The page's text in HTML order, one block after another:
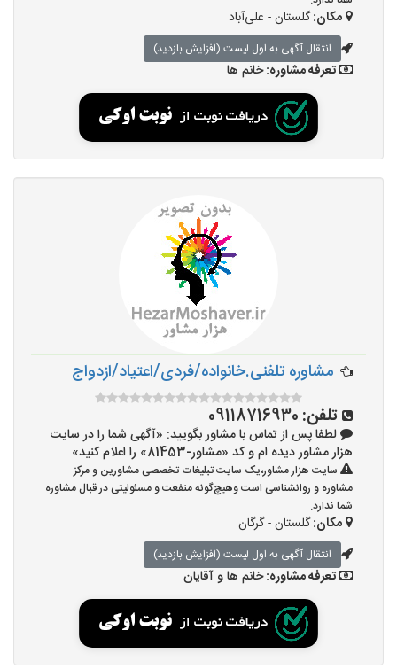
مکان:گلستان - علی‌آباد
انتقال آگهی به اول لیست (افزایش بازدید)
تعرفه مشاوره:خانم ها
مشاوره تلفنی.خانواده/فردی/اعتیاد/ازدواج
تلفن: 09118716930
لطفا پس از تماس با مشاور بگویید: «آگهی شما را در سایت
هزار مشاور دیده ام و کد «مشاور-81453» را اعلام کنید»
سایت هزار مشاور،یک سایت تبلیغات تخصصی مشاورین و مرکز
مشاوره و روانشناسی است وهیچ‌گونه منفعت و مسئولیتی در قبال مشاوره
شما ندارد.
مکان:گلستان - گرگان
انتقال آگهی به اول لیست (افزایش بازدید)
تعرفه مشاوره:خانم ها و آقایان